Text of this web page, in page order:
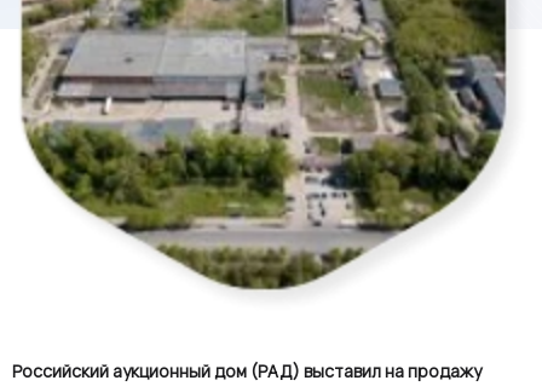
Российский аукционный дом (РАД) выставил на продажу